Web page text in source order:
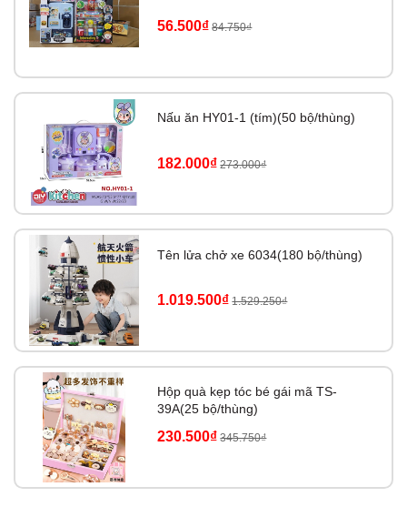
56.500₫ 84.750₫
Nấu ăn HY01-1 (tím)(50 bộ/thùng)
182.000₫ 273.000₫
Tên lửa chở xe 6034(180 bộ/thùng)
1.019.500₫ 1.529.250₫
Hộp quà kẹp tóc bé gái mã TS-
39A(25 bộ/thùng)
230.500₫ 345.750₫